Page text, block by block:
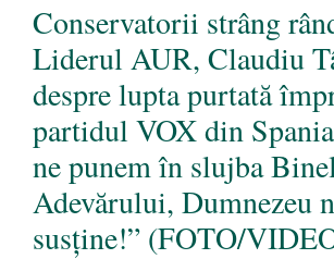
Conservatorii strâng
Liderul AUR, Claudiu
despre lupta purtată
partidul VOX din
ne punem în slujba
Adevărului, Dumnezeu
susține!” (FOTO/